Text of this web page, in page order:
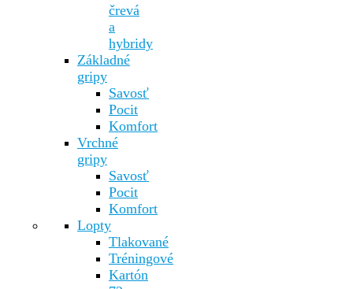
črevá
a
hybridy
Základné
gripy
Savosť
Pocit
Komfort
Vrchné
gripy
Savosť
Pocit
Komfort
Lopty
Tlakované
Tréningové
Kartón